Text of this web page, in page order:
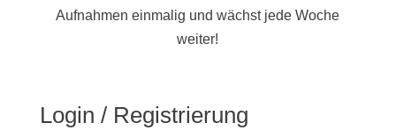
Aufnahmen einmalig und wächst jede Woche
weiter!
Login / Registrierung